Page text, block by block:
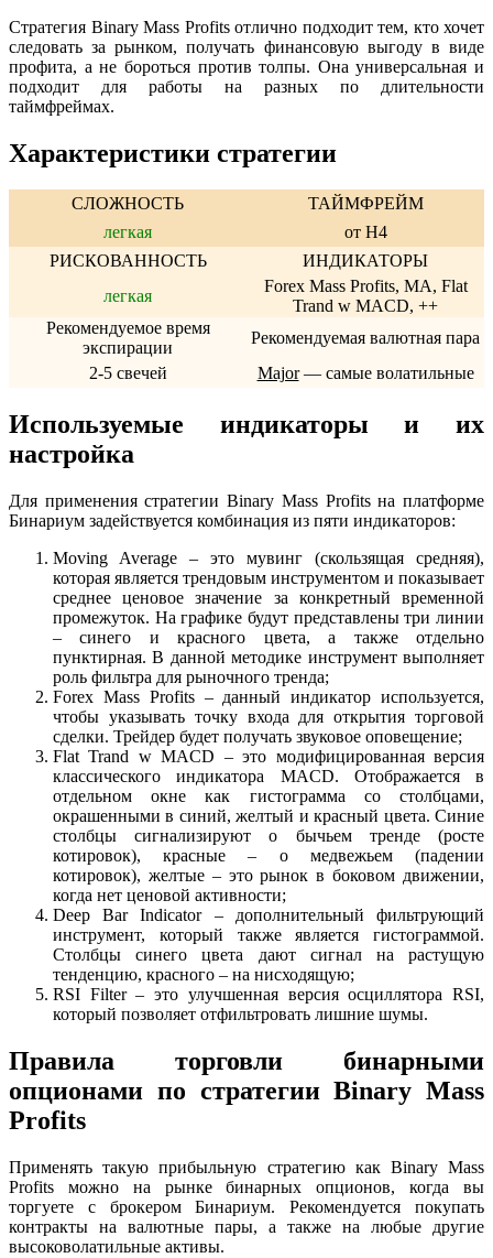
Стратегия Binary Mass Profits отлично подходит тем, кто хочет
следовать за рынком, получать финансовую выгоду в виде
профита, а не бороться против толпы. Она универсальная и
подходит для работы на разных по длительности
таймфреймах.
Характеристики стратегии
СЛОЖНОСТЬ
ТАЙМФРЕЙМ
легкая
от H4
РИСКОВАННОСТЬ
ИНДИКАТОРЫ
легкая
Forex Mass Profits, MA, Flat
Trand w MACD, ++
Рекомендуемое время
экспирации
Рекомендуемая валютная пара
2-5 свечей
Major— самые волатильные
Используемые индикаторы и их
настройка
Для применения стратегии Binary Mass Profits на платформе
Бинариум задействуется комбинация из пяти индикаторов:
Moving Average – это мувинг (скользящая средняя),
которая является трендовым инструментом и показывает
среднее ценовое значение за конкретный временной
промежуток. На графике будут представлены три линии
– синего и красного цвета, а также отдельно
пунктирная. В данной методике инструмент выполняет
роль фильтра для рыночного тренда;
Forex Mass Profits – данный индикатор используется,
чтобы указывать точку входа для открытия торговой
сделки. Трейдер будет получать звуковое оповещение;
Flat Trand w MACD – это модифицированная версия
классического индикатора MACD. Отображается в
отдельном окне как гистограмма со столбцами,
окрашенными в синий, желтый и красный цвета. Синие
столбцы сигнализируют о бычьем тренде (росте
котировок), красные – о медвежьем (падении
котировок), желтые – это рынок в боковом движении,
когда нет ценовой активности;
Deep Bar Indicator – дополнительный фильтрующий
инструмент, который также является гистограммой.
Столбцы синего цвета дают сигнал на растущую
тенденцию, красного – на нисходящую;
RSI Filter – это улучшенная версия осциллятора RSI,
который позволяет отфильтровать лишние шумы.
Правила торговли бинарными
опционами по стратегии Binary Mass
Profits
Применять такую прибыльную стратегию как Binary Mass
Profits можно на рынке бинарных опционов, когда вы
торгуете с брокером Бинариум. Рекомендуется покупать
контракты на валютные пары, а также на любые другие
высоковолатильные активы.